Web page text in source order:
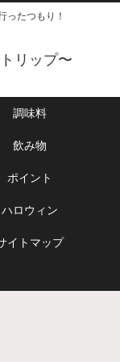
ったつもり！
リップ〜
調味料
飲み物
ポイント
ハロウィン
イトマップ